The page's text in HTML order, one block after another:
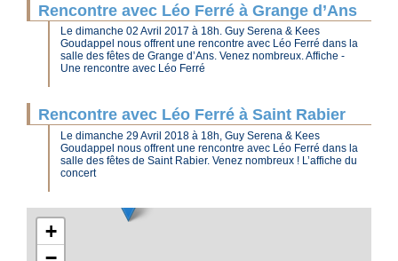
Rencontre avec Léo Ferré à Grange d’Ans
Le dimanche 02 Avril 2017 à 18h. Guy Serena & Kees
Goudappel nous offrent une rencontre avec Léo Ferré dans la
salle des fêtes de Grange d’Ans. Venez nombreux. Affiche -
Une rencontre avec Léo Ferré
Rencontre avec Léo Ferré à Saint Rabier
Le dimanche 29 Avril 2018 à 18h, Guy Serena & Kees
Goudappel nous offrent une rencontre avec Léo Ferré dans la
salle des fêtes de Saint Rabier. Venez nombreux ! L’affiche du
concert
+